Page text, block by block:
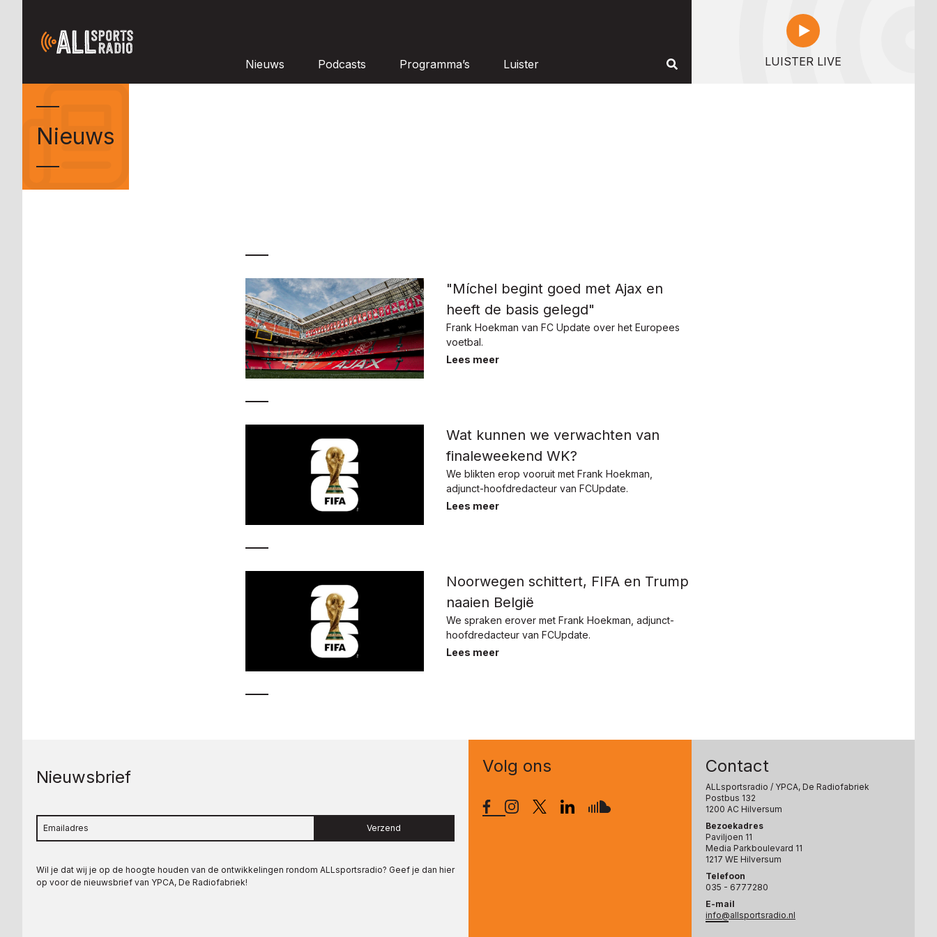
Nieuws Podcasts Programma’s Luister LUISTER LIVE
Nieuws
"Míchel begint goed met Ajax en
heeft de basis gelegd"
Frank Hoekman van FC Update over het Europees
voetbal.
Lees meer
Wat kunnen we verwachten van
finaleweekend WK?
We blikten erop vooruit met Frank Hoekman,
adjunct-hoofdredacteur van FCUpdate.
Lees meer
Noorwegen schittert, FIFA en Trump
naaien België
We spraken erover met Frank Hoekman, adjunct-
hoofdredacteur van FCUpdate.
Lees meer
Nieuwsbrief
Verzend
Wil je dat wij je op de hoogte houden van de ontwikkelingen rondom ALLsportsradio? Geef je dan hier
op voor de nieuwsbrief van YPCA, De Radiofabriek!
Volg ons Contact
ALLsportsradio / YPCA, De Radiofabriek
Postbus 132
1200 AC Hilversum
Bezoekadres
Paviljoen 11
Media Parkboulevard 11
1217 WE Hilversum
Telefoon
035 - 6777280
E-mail
info@allsportsradio.nl